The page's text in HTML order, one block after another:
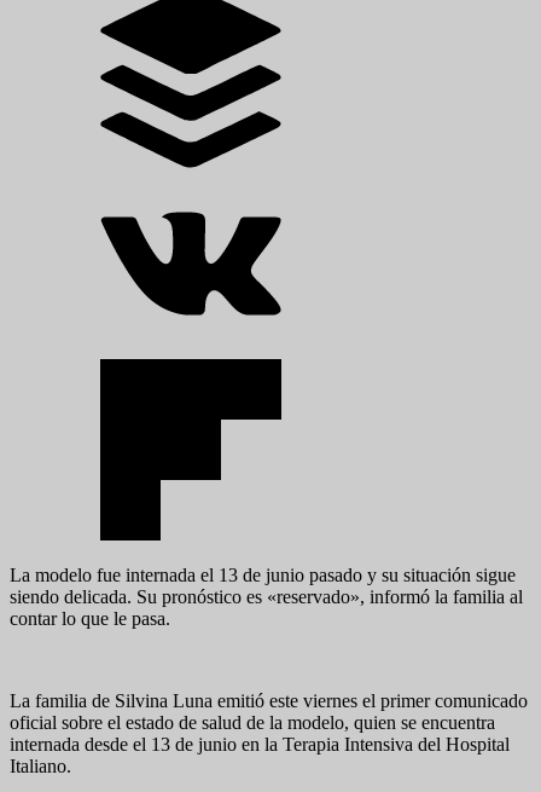
La modelo fue internada el 13 de junio pasado y su situación sigue
siendo delicada. Su pronóstico es «reservado», informó la familia al
contar lo que le pasa.
La familia de Silvina Luna emitió este viernes el primer comunicado
oficial sobre el estado de salud de la modelo, quien se encuentra
internada desde el 13 de junio en la Terapia Intensiva del Hospital
Italiano.